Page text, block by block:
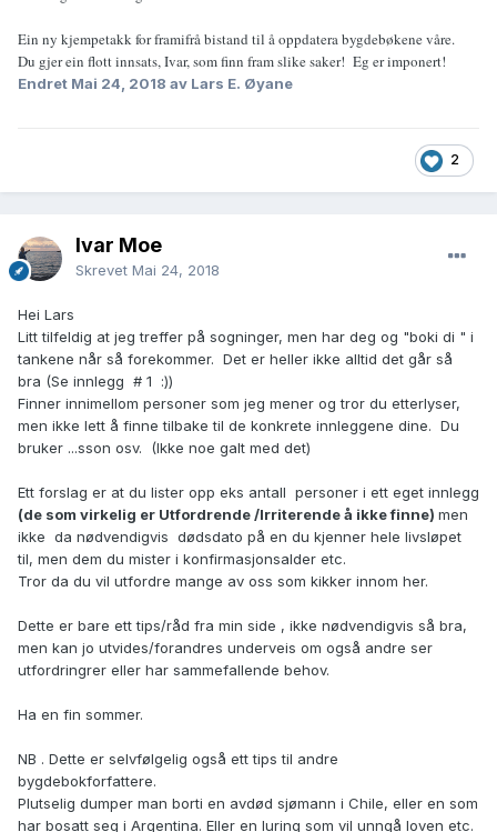
Ein ny kjempetakk for framifrå bistand til å oppdatera bygdebøkene våre.
Du gjer ein flott innsats, Ivar, som finn fram slike saker! Eg er imponert!
Endret Mai 24, 2018 av Lars E. Øyane
2
Ivar Moe
Skrevet Mai 24, 2018
Hei Lars
Litt tilfeldig at jeg treffer på sogninger, men har deg og "boki di " i
tankene når så forekommer. Det er heller ikke alltid det går så
bra (Se innlegg # 1 :))
Finner innimellom personer som jeg mener og tror du etterlyser,
men ikke lett å finne tilbake til de konkrete innleggene dine. Du
bruker ...sson osv. (Ikke noe galt med det)
Ett forslag er at du lister opp eks antall personer i ett eget innlegg
(de som virkelig er Utfordrende /Irriterende å ikke finne) men
ikke da nødvendigvis dødsdato på en du kjenner hele livsløpet
til, men dem du mister i konfirmasjonsalder etc.
Tror da du vil utfordre mange av oss som kikker innom her.
Dette er bare ett tips/råd fra min side , ikke nødvendigvis så bra,
men kan jo utvides/forandres underveis om også andre ser
utfordringrer eller har sammefallende behov.
Ha en fin sommer.
NB . Dette er selvfølgelig også ett tips til andre
bygdebokforfattere.
Plutselig dumper man borti en avdød sjømann i Chile, eller en som
har bosatt seg i Argentina. Eller en luring som vil unngå loven etc.